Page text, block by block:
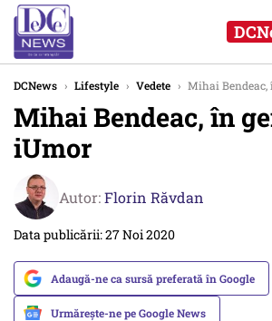
DCNews › Lifestyle › Vedete › Mihai
Mihai Bendeac, în
iUmor
Autor:Florin Răvdan
Data publicării: 27 Noi 2020
Adaugă-ne ca sursă preferată în Google
Urmărește-ne pe Google News